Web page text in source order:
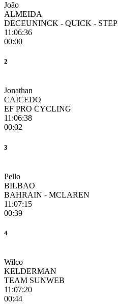
João
ALMEIDA
DECEUNINCK - QUICK - STEP
11:06:36
00:00
2
Jonathan
CAICEDO
EF PRO CYCLING
11:06:38
00:02
3
Pello
BILBAO
BAHRAIN - MCLAREN
11:07:15
00:39
4
Wilco
KELDERMAN
TEAM SUNWEB
11:07:20
00:44